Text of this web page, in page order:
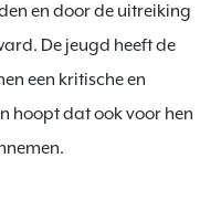
en door de uitreiking
De jeugd heeft de
een kritische en
hoopt dat ook voor hen